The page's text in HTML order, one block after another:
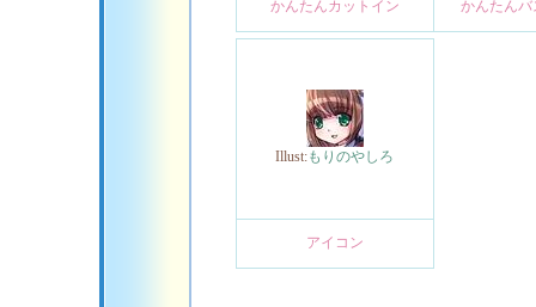
かんたんカットイン かんたん
Illust:もりのやしろ
アイコン